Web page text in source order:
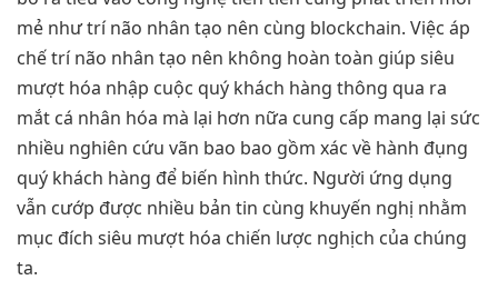
mẻ như trí não nhân tạo nên cùng blockchain. Việc áp
chế trí não nhân tạo nên không hoàn toàn giúp siêu
mượt hóa nhập cuộc quý khách hàng thông qua ra
mắt cá nhân hóa mà lại hơn nữa cung cấp mang lại sức
nhiều nghiên cứu vãn bao bao gồm xác về hành đụng
quý khách hàng để biến hình thức. Người ứng dụng
vẫn cướp được nhiều bản tin cùng khuyến nghị nhằm
mục đích siêu mượt hóa chiến lược nghịch của chúng
ta.